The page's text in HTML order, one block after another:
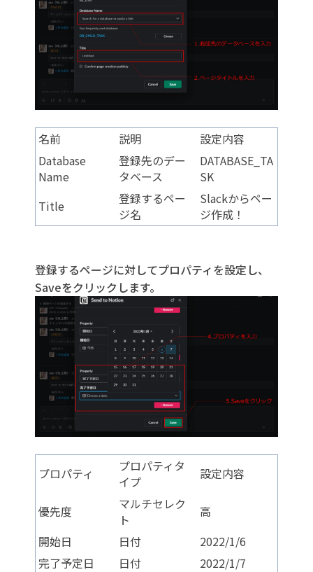
名前 説明
設定内容
Database
Name
登録先のデー
タベース
DATABASE_TA
SK
Title
登録するペー
ジ名
Slackからペー
ジ作成！
登録するページに対してプロパティを設定し、
Saveをクリックします。
プロパティ
プロパティタ
イプ
設定内容
優先度
マルチセレク
ト
高
開始日
日付
2022/1/6
完了予定日
日付 2022/1/7